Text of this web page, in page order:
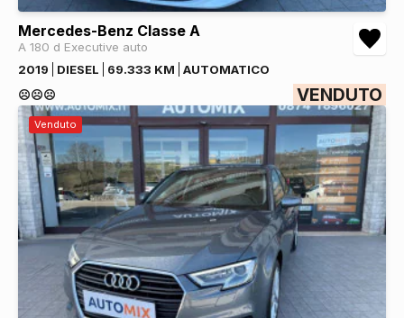
Mercedes-Benz Classe A
A 180 d Executive auto
2019
DIESEL 69.333 KM
AUTOMATICO
☹️☹️☹️
VENDUTO
Venduto